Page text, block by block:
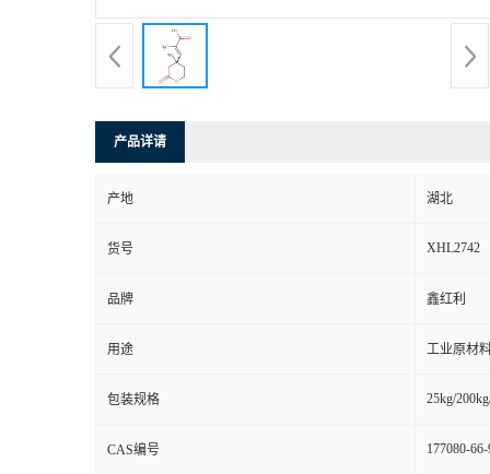
产品详请
产地 湖北
货号 XHL2742
品牌 鑫红利
用途 工业原材
包装规格 25kg/
CAS编号 177080-66-